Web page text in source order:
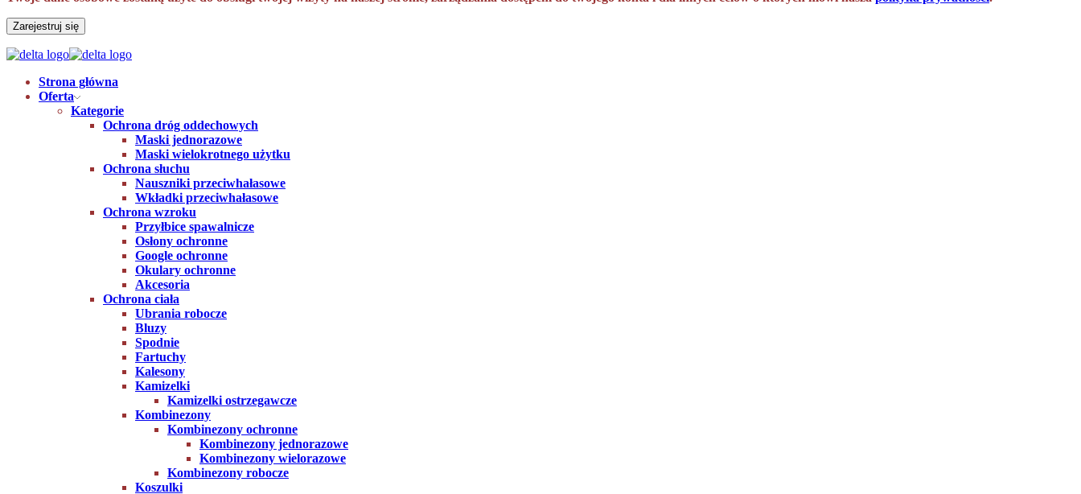
Zarejestruj się
Strona główna
Oferta
Kategorie
Ochrona dróg oddechowych
Maski jednorazowe
Maski wielokrotnego użytku
Ochrona słuchu
Nauszniki przeciwhałasowe
Wkładki przeciwhałasowe
Ochrona wzroku
Przyłbice spawalnicze
Osłony ochronne
Google ochronne
Okulary ochronne
Akcesoria
Ochrona ciała
Ubrania robocze
Bluzy
Spodnie
Fartuchy
Kalesony
Kamizelki
Kamizelki ostrzegawcze
Kombinezony
Kombinezony ochronne
Kombinezony jednorazowe
Kombinezony wielorazowe
Kombinezony robocze
Koszulki